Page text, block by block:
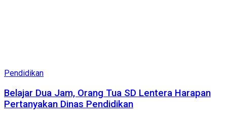
Pendidikan
Belajar Dua Jam, Orang Tua SD Lentera Harapan
Pertanyakan Dinas Pendidikan